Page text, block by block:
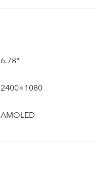
6.78"
2400×1080
AMOLED